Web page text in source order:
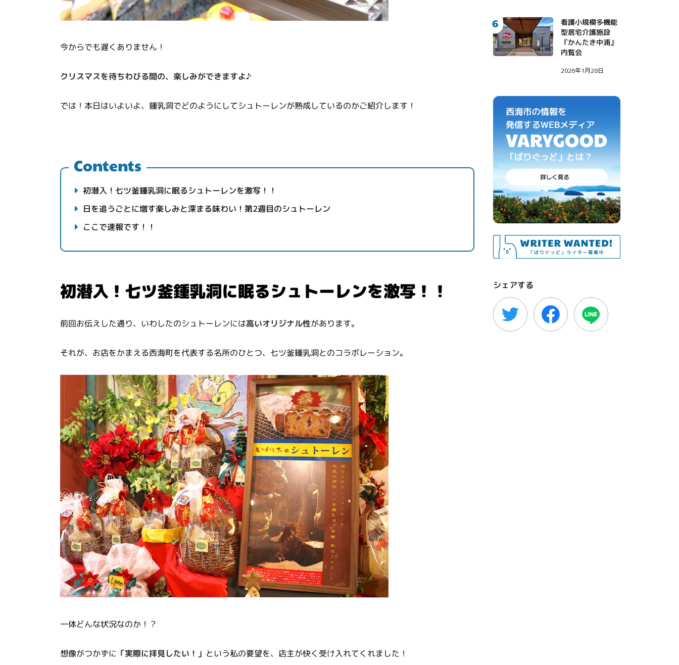
今からでも遅くありません！
クリスマスを待ちわびる間の、楽しみができますよ♪
では！本日はいよいよ、鍾乳洞でどのようにしてシュトーレンが熟成しているのかご紹介します！
Contents
初潜入！七ツ釜鍾乳洞に眠るシュトーレンを激写！！
日を追うごとに増す楽しみと深まる味わい！第2週目のシュトーレン
ここで速報です！！
初潜入！七ツ釜鍾乳洞に眠るシュトーレンを激写！！
前回お伝えした通り、いわしたのシュトーレンには高いオリジナル性があります。
それが、お店をかまえる西海町を代表する名所のひとつ、七ツ釜鍾乳洞とのコラボレーション。
一体どんな状況なのか！？
想像がつかずに 「実際に拝見したい！」 という私の要望を、店主が快く受け入れてくれました！
6 看護小規模多機能
型居宅介護施設
『かんたき中浦』
内覧会
2026年1月28日
シェアする